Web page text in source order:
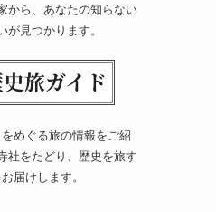
から、あなたの知らない
が見つかります。
めぐる旅の情報をご紹
社をたどり、歴史を旅す
届けします。